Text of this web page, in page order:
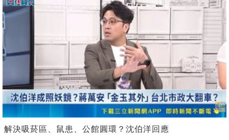
解決吸菸區、鼠患、公館圓環？沈伯洋回應